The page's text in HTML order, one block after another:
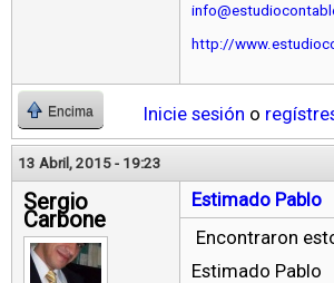
http://
Encima Inicie sesión o
13 Abril, 2015 - 19:23
Sergio
Carbone
Estimado Pablo
Encontraron
Estimado Pablo